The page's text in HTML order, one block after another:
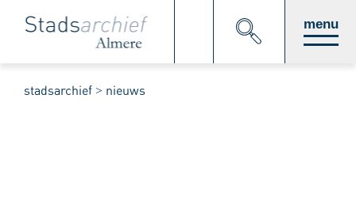
Direct menu
stadsarchief nieuws